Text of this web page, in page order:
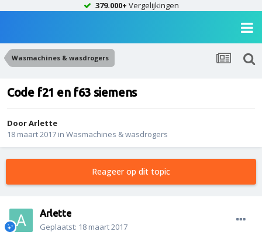
379.000+ Vergelijkingen
Wasmachines & wasdrogers
Code f21 en f63 siemens
DoorArlette
18 maart 2017 in Wasmachines & wasdrogers
Reageer op dit topic
Arlette
Geplaatst: 18 maart 2017